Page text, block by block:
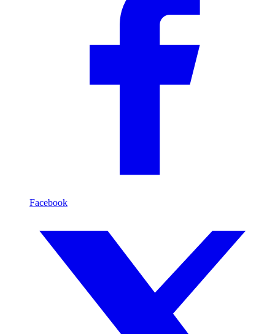
Facebook